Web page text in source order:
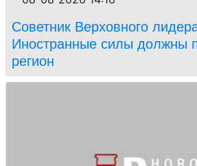
Советник Верховного
Иностранные силы должны
регион